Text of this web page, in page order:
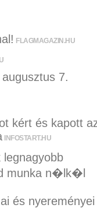
FLAGMAGAZIN.HU
7.
kért és kapott
INFOSTART.HU
munka n�lk�l
és nyereményei